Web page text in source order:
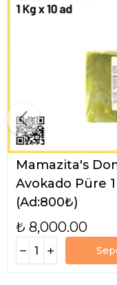
Mamazita's
Avokado Püre 1
(Ad:800₺)
₺ 8,000.00